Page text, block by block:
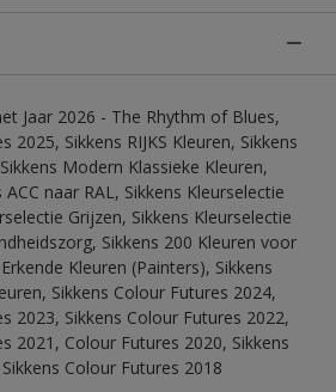
Jaar 2026 - The Rhythm of Blues,
2025, Sikkens RIJKS Kleuren, Sikkens
Modern Klassieke Kleuren,
naar RAL, Sikkens Kleurselectie
Grijzen, Sikkens Kleurselectie
Sikkens 200 Kleuren voor
Kleuren (Painters), Sikkens
Sikkens Colour Futures 2024,
2023, Sikkens Colour Futures 2022,
2021, Colour Futures 2020, Sikkens
Colour Futures 2018